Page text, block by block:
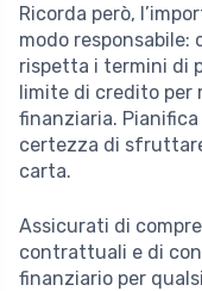
Ricorda però,
modo
rispetta i termini di
limite di credito per
finanziaria.
certezza di
carta.
Assicurati di
contrattuali e di
finanziario per